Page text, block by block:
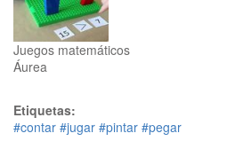
Juegos matemáticos
Áurea
Etiquetas:
#contar #jugar #pintar #pegar